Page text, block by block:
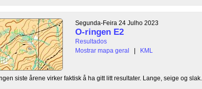
Segunda-Feira 24 Julho 2023
O-ringen E2
Resultados
Mostrar mapa geral
| KML
siste årene virker faktisk å ha gitt litt resultater. Lange, seige og slak...